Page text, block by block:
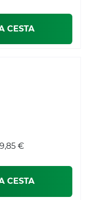
CESTA
€
CESTA